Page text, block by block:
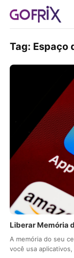
Tag: Espaço
Liberar Memória
A memória do seu
você usa